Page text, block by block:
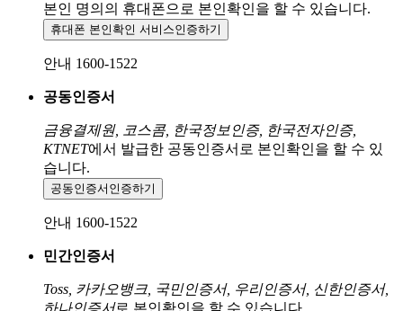
본인 명의의 휴대폰으로 본인확인을 할 수 있습니다.
휴대폰 본인확인 서비스인증하기
안내 1600-1522
공동인증서
금융결제원, 코스콤, 한국정보인증, 한국전자인증,
KTNET에서 발급한 공동인증서로 본인확인을 할 수 있
습니다.
공동인증서 인증하기
안내 1600-1522
민간인증서
Toss, 카카오뱅크, 국민인증서, 우리인증서, 신한인증서,